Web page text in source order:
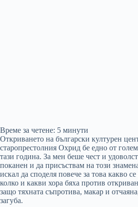
Време за четене: 5 минути
Откриването на български културен
старопрестолния Охрид бе едно от
тази година. За мен беше чест и
поканен и да присъствам на този
искал да споделя повече за това какво
колко и какви хора бяха против
защо тяхната съпротива, макар и
загуба.